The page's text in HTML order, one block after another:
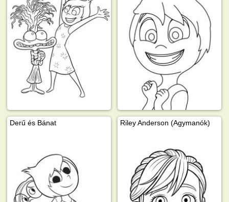
Derű és Bánat Riley Anderson (Agymanók)